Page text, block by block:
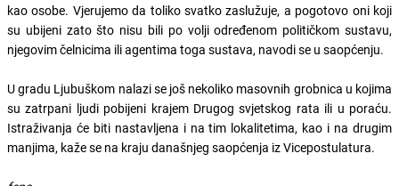
kao osobe. Vjerujemo da toliko svatko zaslužuje, a pogotovo oni koji
su ubijeni zato što nisu bili po volji određenom političkom sustavu,
njegovim čelnicima ili agentima toga sustava, navodi se u saopćenju.
U gradu Ljubuškom nalazi se još nekoliko masovnih grobnica u kojima
su zatrpani ljudi pobijeni krajem Drugog svjetskog rata ili u poraću.
Istraživanja će biti nastavljena i na tim lokalitetima, kao i na drugim
manjima, kaže se na kraju današnjeg saopćenja iz Vicepostulatura.